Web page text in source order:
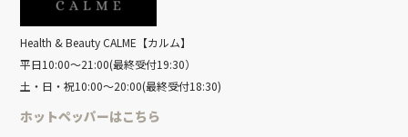
Health & Beauty CALME【カルム】
平日10:00～21:00(最終受付19:30）
土・日・祝10:00～20:00(最終受付18:30)
ホットペッパーはこちら